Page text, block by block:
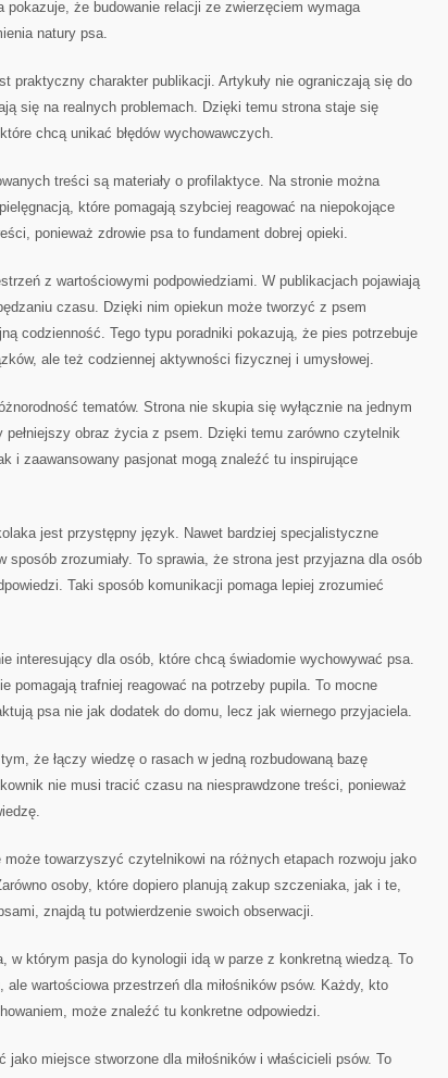
pokazuje, że budowanie relacji ze zwierzęciem wymaga
natury psa.
praktyczny charakter publikacji. Artykuły nie ograniczają się do
się na realnych problemach. Dzięki temu strona staje się
chcą unikać błędów wychowawczych.
treści są materiały o profilaktyce. Na stronie można
które pomagają szybciej reagować na niepokojące
ponieważ zdrowie psa to fundament dobrej opieki.
z wartościowymi podpowiedziami. W publikacjach pojawiają
czasu. Dzięki nim opiekun może tworzyć z psem
codzienność. Tego typu poradniki pokazują, że pies potrzebuje
ale też codziennej aktywności fizycznej i umysłowej.
tematów. Strona nie skupia się wyłącznie na jednym
obraz życia z psem. Dzięki temu zarówno czytelnik
i zaawansowany pasjonat mogą znaleźć tu inspirujące
jest przystępny język. Nawet bardziej specjalistyczne
sposób zrozumiały. To sprawia, że strona jest przyjazna dla osób
Taki sposób komunikacji pomaga lepiej zrozumieć
interesujący dla osób, które chcą świadomie wychowywać psa.
pomagają trafniej reagować na potrzeby pupila. To mocne
psa nie jak dodatek do domu, lecz jak wiernego przyjaciela.
że łączy wiedzę o rasach w jedną rozbudowaną bazę
nie musi tracić czasu na niesprawdzone treści, ponieważ
towarzyszyć czytelnikowi na różnych etapach rozwoju jako
osoby, które dopiero planują zakup szczeniaka, jak i te,
znajdą tu potwierdzenie swoich obserwacji.
w którym pasja do kynologii idą w parze z konkretną wiedzą. To
ale wartościowa przestrzeń dla miłośników psów. Każdy, kto
może znaleźć tu konkretne odpowiedzi.
jako miejsce stworzone dla miłośników i właścicieli psów. To